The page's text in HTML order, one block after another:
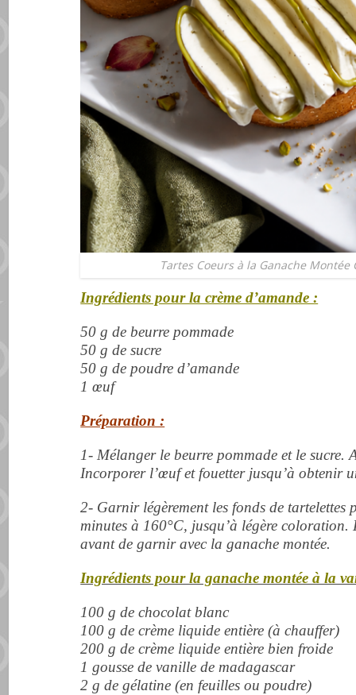
Tartes Coeurs à la Ganache Montée
Ingrédients pour la crème d’amande :
50 g de beurre pommade
50 g de sucre
50 g de poudre d’amande
1 œuf
Préparation :
1- Mélanger le beurre pommade et le sucre.
Incorporer l’œuf et fouetter jusqu’à obtenir
2- Garnir légèrement les fonds de tartelettes
minutes à 160°C, jusqu’à légère
avant de garnir avec la ganache montée.
Ingrédients pour la ganache montée à la
100 g de chocolat blanc
100 g de crème liquide entière (à chauffer)
200 g de crème liquide entière bien froide
1 gousse de vanille de madagascar
2 g de gélatine (en feuilles ou poudre)